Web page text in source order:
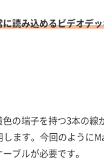
読み込めるビデオデ
の端子を持つ3本の
ます。今回のように
ブルが必要です。